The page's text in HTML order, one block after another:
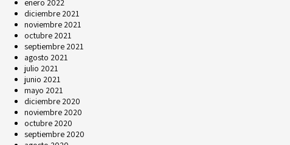
enero 2022
diciembre 2021
noviembre 2021
octubre 2021
septiembre 2021
agosto 2021
julio 2021
junio 2021
mayo 2021
diciembre 2020
noviembre 2020
octubre 2020
septiembre 2020